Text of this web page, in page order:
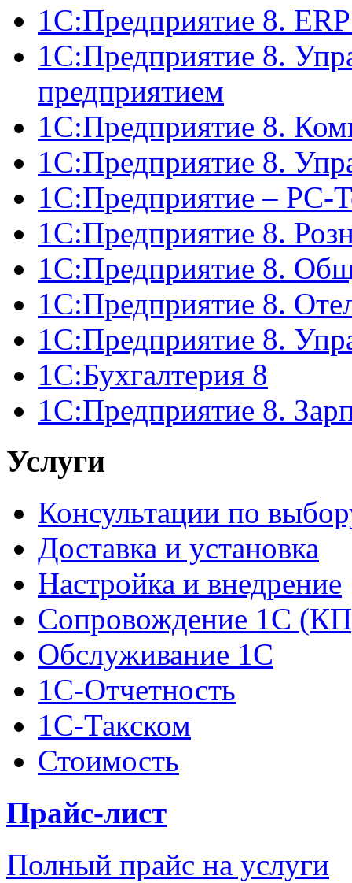
1С:Предприятие 8.
1С:Предприятие 8.
предприятием
1С:Предприятие 8.
1С:Предприятие 8.
1С:Предприятие – РС-
1С:Предприятие 8.
1С:Предприятие 8.
1С:Предприятие 8.
1С:Предприятие 8.
1С:Бухгалтерия 8
1С:Предприятие 8.
Услуги
Консультации по
Доставка и установка
Настройка и внедрение
Сопровождение 1С
Обслуживание 1С
1С-Отчетность
1С-Такском
Стоимость
Прайс-лист
Полный прайс на услуги